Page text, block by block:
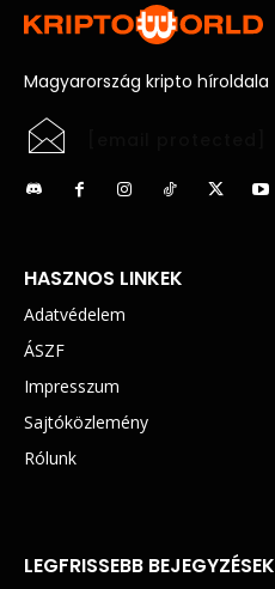
Magyarország kripto híroldala
HASZNOS LINKEK
Adatvédelem
ÁSZF
Impresszum
Sajtóközlemény
Rólunk
LEGFRISSEBB BEJEGYZÉSEK